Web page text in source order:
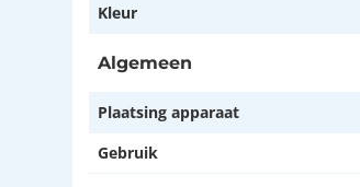
Kleur
Algemeen
Plaatsing apparaat
Gebruik